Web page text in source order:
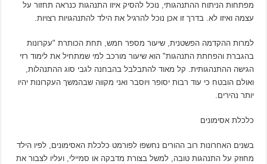
מפתחות הניתוח ההתנהגותי, נוכל להסיק איזו התנהגות כנראה תחזור על
עצמה ואיזו לא. בדרך זו אכן נוכל להרגיל את הילד להתנהגויות רצויות.
למרות ההקדמה הפשטנית, שיעור מספר חמש, תחת הכותרת "עקרונות
בהגברת והפחתת התנהגות" הוא שיעור מורכב למי שמתחיל את לימוד רזי
הגישה ההתנהגותית. קל מאוד להתבלבל בהבחנה לגבי סוג ההתנהלות,
ואולם הובטח כי עוד רבות יסופר ויוסבר ואני מקווה שבהמשך העקרונות יהיו
יותר נהירים.
כלכלת אסימונים
בשנים האחרונות רוב ההורים נחשפו לפורמט כלכלת האסימונים, לפיו הילד
מחוזק על התנהגות טובה, למשל בצורת מדבקה או סמיילי, ועליו לצבור את